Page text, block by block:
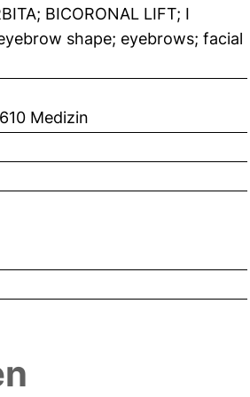
BICORONAL LIFT; I
shape; eyebrows; facial
Medizin